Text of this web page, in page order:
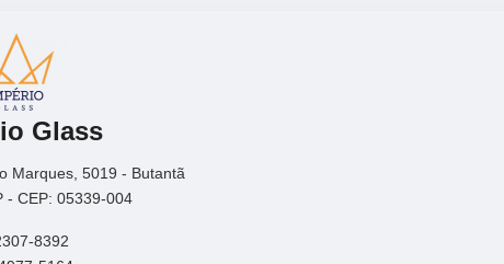
Glass
Marques, 5019 - Butantã
- CEP: 05339-004
8392